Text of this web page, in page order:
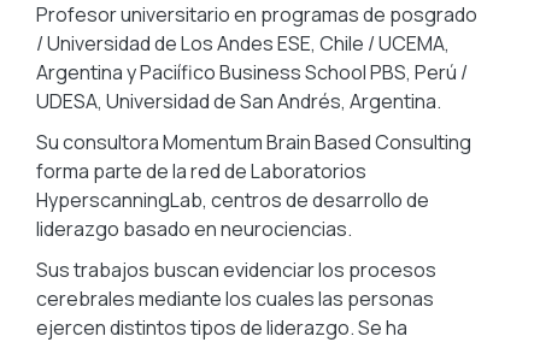
Profesor universitario en programas de posgrado
/ Universidad de Los Andes ESE, Chile / UCEMA,
Argentina y Paciífico Business School PBS, Perú /
UDESA, Universidad de San Andrés, Argentina.
Su consultora Momentum Brain Based Consulting
forma parte de la red de Laboratorios
HyperscanningLab, centros de desarrollo de
liderazgo basado en neurociencias.
Sus trabajos buscan evidenciar los procesos
cerebrales mediante los cuales las personas
ejercen distintos tipos de liderazgo. Se ha